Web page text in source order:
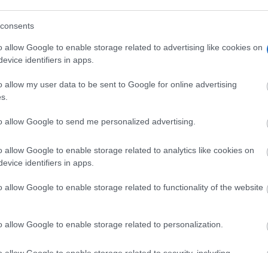
allow Google to enable storage related to advertising like cookies on
identifiers in apps.
allow my user data to be sent to Google for online advertising
allow Google to send me personalized advertising.
allow Google to enable storage related to analytics like cookies on
identifiers in apps.
allow Google to enable storage related to functionality of the website
allow Google to enable storage related to personalization.
de dar continuidad a la programación de los
inmediato, mostrando todos ellos su comprensión con